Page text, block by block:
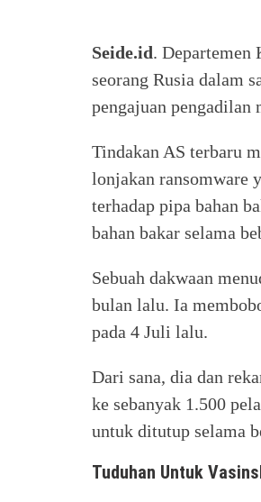
Seide.id. Departemen
seorang Rusia dalam
pengajuan pengadilan
Tindakan AS terbaru
lonjakan ransomware
terhadap pipa bahan
bahan bakar selama
Sebuah dakwaan
bulan lalu. Ia
pada 4 Juli lalu.
Dari sana, dia dan
ke sebanyak 1.500
untuk ditutup selama
Tuduhan Untuk